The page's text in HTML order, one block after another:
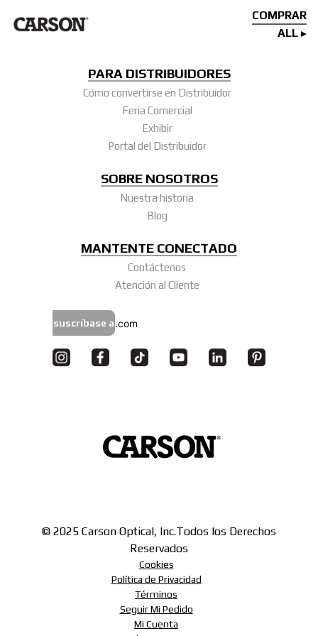
COMPRAR
ALL
PARA DISTRIBUIDORES
Cómo convertirse en Distribuidor
Feria Comercial
Exhibir
Portal del Distribuidor
SOBRE NOSOTROS
Nuestra historia
Blog
MANTENTE CONECTADO
Contáctenos
Atención al Cliente
suscríbase a
© 2025 Carson Optical, Inc.Todos los Derechos
Reservados
Cookies
Política de Privacidad
Términos
Seguir Mi Pedido
Mi Cuenta